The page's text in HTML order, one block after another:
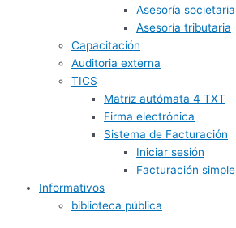
Asesoría societaria
Asesoría tributaria
Capacitación
Auditoria externa
TICS
Matriz autómata 4 TXT
Firma electrónica
Sistema de Facturación
Iniciar sesión
Facturación simple
Informativos
biblioteca pública